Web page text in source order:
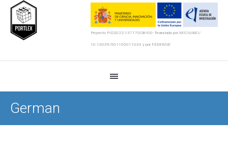
Proyecto PID2022-137170OB-I00- financiado por MICIU/AEI/
10.13039/501100011033 y por FEDER/UE
German